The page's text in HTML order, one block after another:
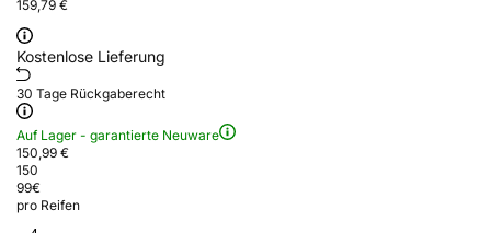
159,79 €
Kostenlose Lieferung
30 Tage Rückgaberecht
Auf Lager - garantierte Neuware
150,99 €
150
99€
pro Reifen